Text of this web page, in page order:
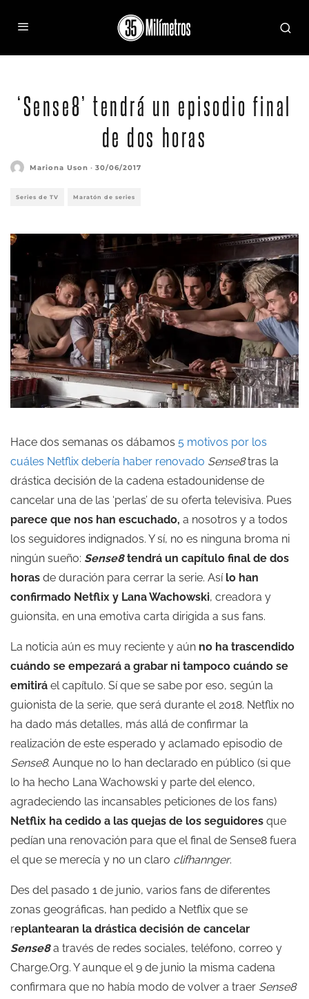
‘Sense8’ tendrá un episodio final
de dos horas
Mariona Uson · 30/06/2017
Series de TV Maratón de series
Hace dos semanas os dábamos 5 motivos por los
cuáles Netflix debería haber renovado Sense8tras la
drástica decisión de la cadena estadounidense de
cancelar una de las ‘perlas’ de su oferta televisiva. Pues
parece que nos han escuchado, a nosotros y a todos
los seguidores indignados. Y sí, no es ninguna broma ni
ningún sueño: Sense8tendrá un capítulo final de dos
horas de duración para cerrar la serie. Así lo han
confirmado Netflix y Lana Wachowski, creadora y
guionsita, en una emotiva carta dirigida a sus fans.
La noticia aún es muy reciente y aún no ha trascendido
cuándo se empezará a grabar ni tampoco cuándo se
emitirá el capítulo. Sí que se sabe por eso, según la
guionista de la serie, que será durante el 2018. Netflix no
ha dado más detalles, más allá de confirmar la
realización de este esperado y aclamado episodio de
Sense8. Aunque no lo han declarado en público (si que
lo ha hecho Lana Wachowski y parte del elenco,
agradeciendo las incansables peticiones de los fans)
Netflix ha cedido a las quejas de los seguidores que
pedían una renovación para que el final de Sense8 fuera
el que se merecía y no un claro clifhannger.
Des del pasado 1 de junio, varios fans de diferentes
zonas geográficas, han pedido a Netflix que se
replantearan la drástica decisión de cancelar
Sense8 a través de redes sociales, teléfono, correo y
Charge.Org. Y aunque el 9 de junio la misma cadena
confirmara que no había modo de volver a traer Sense8